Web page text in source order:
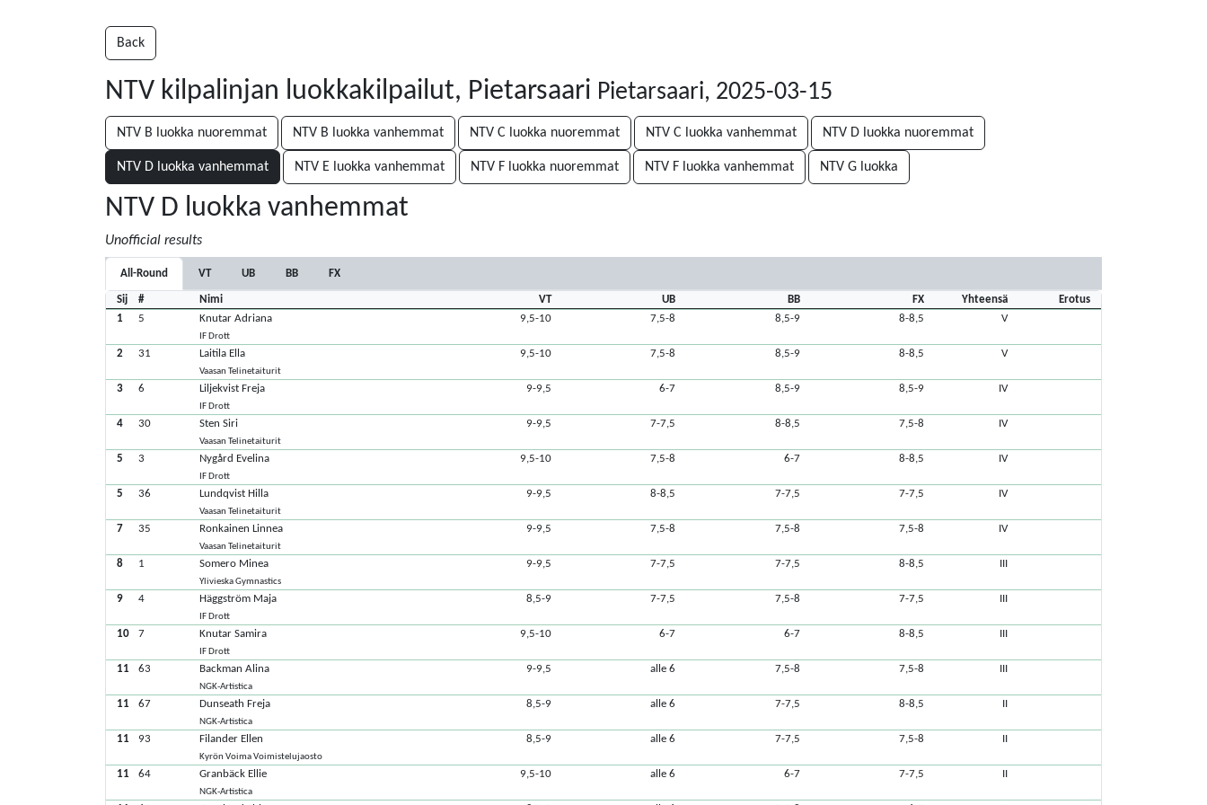
Back
NTV kilpalinjan luokkakilpailut, Pietarsaari Pietarsaari, 2025-03-15
NTV B luokka nuoremmat NTV B luokka vanhemmat NTV C luokka nuoremmat NTV C luokka vanhemmat NTV D luokka nuoremmat
NTV D luokka vanhemmat NTV E luokka vanhemmat NTV F luokka nuoremmat NTV F luokka vanhemmat NTV G luokka
NTV D luokka vanhemmat
Unofficial results
All-Round VT UB BB FX
Sij # Nimi VT UB BB FX Yhteensä
Erotus
1
5 Knutar Adriana
IF Drott
9,5-10 7,5-8 8,5-9 8-8,5 V
2 31 Laitila Ella
Vaasan Telinetaiturit
9,5-10 7,5-8 8,5-9 8-8,5 V
3 6 Liljekvist Freja
IF Drott
9-9,5 6-7 8,5-9 8,5-9 IV
4 30 Sten Siri
Vaasan Telinetaiturit
9-9,5 7-7,5 8-8,5 7,5-8 IV
5 3 Nygård Evelina
IF Drott
9,5-10 7,5-8 6-7 8-8,5 IV
5 36 Lundqvist Hilla
Vaasan Telinetaiturit
9-9,5 8-8,5 7-7,5 7-7,5 IV
7 35 Ronkainen Linnea
Vaasan Telinetaiturit
9-9,5 7,5-8 7,5-8 7,5-8 IV
8 1 Somero Minea
Ylivieska Gymnastics
9-9,5 7-7,5 7-7,5 8-8,5 III
9 4 Häggström Maja
IF Drott
8,5-9 7-7,5 7,5-8 7-7,5 III
10 7 Knutar Samira
IF Drott
9,5-10 6-7 6-7 8-8,5 III
11 63 Backman Alina
NGK-Artistica
9-9,5 alle 6 7,5-8 7,5-8 III
11 67 Dunseath Freja
NGK-Artistica
8,5-9 alle 6 7-7,5 8-8,5 II
11 93 Filander Ellen
Kyrön Voima Voimistelujaosto
8,5-9 alle 6 7-7,5 7,5-8 II
11 64 Granbäck Ellie
NGK-Artistica
9,5-10 alle 6 6-7 7-7,5 II